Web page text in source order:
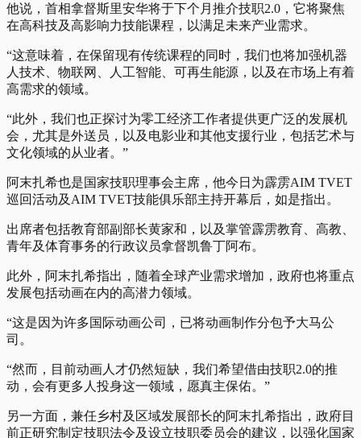
他说，首相拿督斯里安华将于下个月推介技职2.0，它将聚焦
在高科技及高影响力技能课程，以满足未来产业需求。
“这意味着，在保留现有传统课程的同时，我们也将加强机器
人技术、物联网、人工智能、可再生能源，以及在市场上有着
高需求的领域。
“此外，我们也正探讨为零工经济工作者提供更广泛的发展机
会，尤其是外送员，以及电影业和其他支援行业，包括艺术与
文化领域的从业者。”
阿末扎希也是国家技职理事会主席，他今日为霹雳AIM TVET
巡回活动及AIM TVET技能俱乐部主持开幕后，如是指出。
出席者包括教育部副部长黄家和，以及掌管霹雳教育、高教、
青年及体育事务的行政议员拿督凯鲁丁阿布。
此外，阿末扎希指出，随着全球产业需求增加，政府也将重点
发展包括动画在内的高潜力领域。
“这是因为许多国际动画公司，已将动画制作分包予大马公
司。
“然而，目前动画人才仍然短缺，我们希望借由技职2.0的推
动，会有更多人投身这一领域，愿真主保佑。”
另一方面，兼任乡村及区域发展部长的阿末扎希指出，政府目
前正研究制定技职法令及设立技职委员会的建议，以强化国家